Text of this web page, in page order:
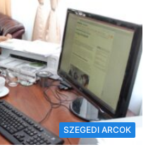
SZEGEDI ARCOK